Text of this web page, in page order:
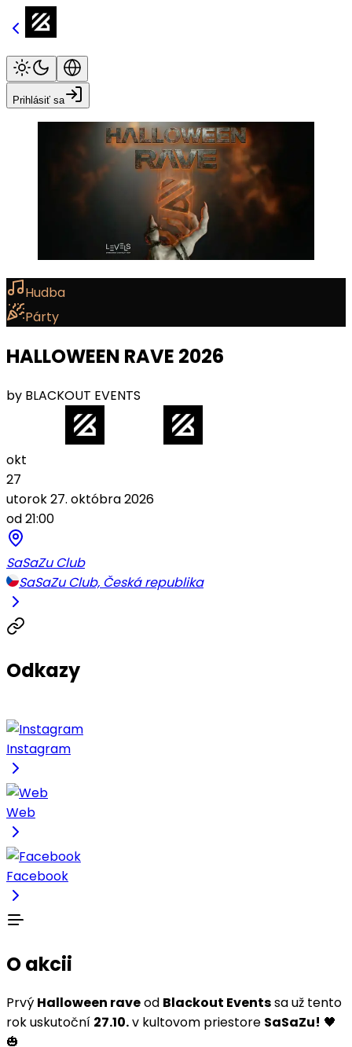
Prihlásiť sa
Hudba
Párty
HALLOWEEN RAVE 2026
by BLACKOUT EVENTS
okt
27
utorok 27. októbra 2026
od 21:00
SaSaZu Club
SaSaZu Club, Česká republika
Odkazy
Instagram
Web
Facebook
O akcii
Prvý Halloween raveod Blackout Eventssa už tento
rok uskutoční 27.10.v kultovom priestore SaSaZu! 🖤
🎃